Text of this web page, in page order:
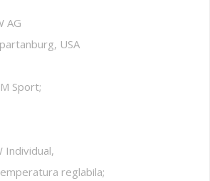
AG
USA
Sport;
Individual,
reglabila;